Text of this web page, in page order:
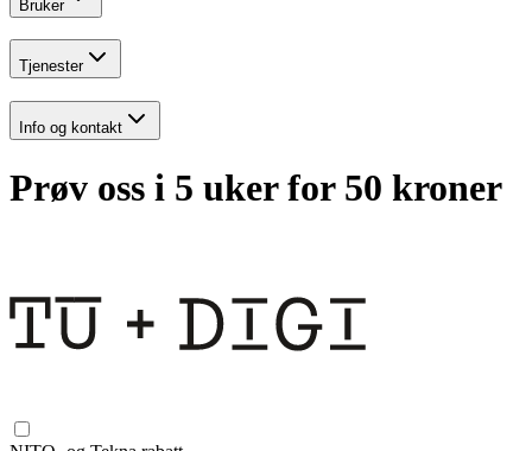
Bruker
Tjenester
Info og kontakt
Prøv oss i 5 uker for 50 kroner